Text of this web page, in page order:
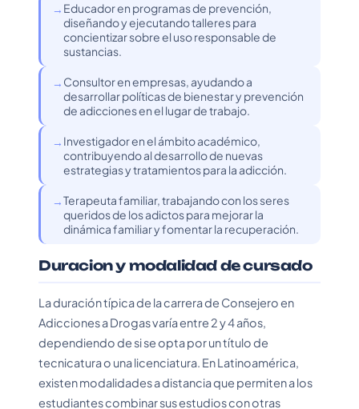
Educador en programas de prevención,
diseñando y ejecutando talleres para
concientizar sobre el uso responsable de
sustancias.
Consultor en empresas, ayudando a
desarrollar políticas de bienestar y prevención
de adicciones en el lugar de trabajo.
Investigador en el ámbito académico,
contribuyendo al desarrollo de nuevas
estrategias y tratamientos para la adicción.
Terapeuta familiar, trabajando con los seres
queridos de los adictos para mejorar la
dinámica familiar y fomentar la recuperación.
Duracion y modalidad de cursado
La duración típica de la carrera de Consejero en
Adicciones a Drogas varía entre 2 y 4 años,
dependiendo de si se opta por un título de
tecnicatura o una licenciatura. En Latinoamérica,
existen modalidades a distancia que permiten a los
estudiantes combinar sus estudios con otras